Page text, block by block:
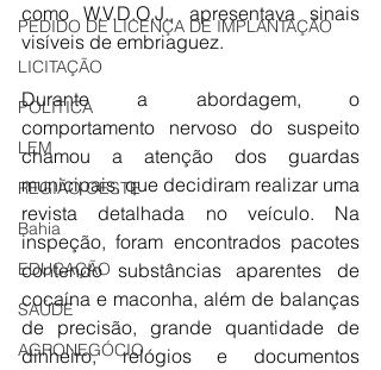
PEDIDO DE LICENÇA DE IMPLANTAÇÃO
LICITAÇÃO
POLÍTICA
LEM
REGIÃO OESTE
Bahia
EDUCAÇÃO
SAÚDE
AGRONEGÓCIO
como W.V.D.O.J., apresentava sinais
visíveis de embriaguez.
Durante a abordagem, o
comportamento nervoso do suspeito
chamou a atenção dos guardas
municipais, que decidiram realizar uma
revista detalhada no veículo. Na
inspeção, foram encontrados pacotes
contendo substâncias aparentes de
cocaína e maconha, além de balanças
de precisão, grande quantidade de
dinheiro, relógios e documentos